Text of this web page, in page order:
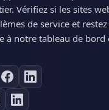
Vérifiez si les sites
de service et
à notre tableau de bord